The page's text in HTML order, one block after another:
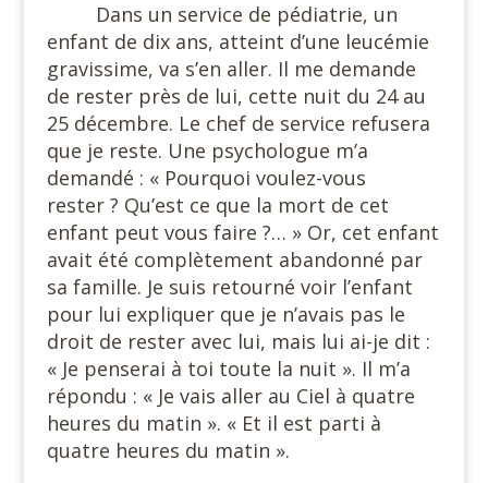
Dans un service de pédiatrie, un
enfant de dix ans, atteint d’une leucémie
gravissime, va s’en aller. Il me demande
de rester près de lui, cette nuit du 24 au
25 décembre. Le chef de service refusera
que je reste. Une psychologue m’a
demandé : « Pourquoi voulez-vous
rester ? Qu’est ce que la mort de cet
enfant peut vous faire ?… » Or, cet enfant
avait été complètement abandonné par
sa famille. Je suis retourné voir l’enfant
pour lui expliquer que je n’avais pas le
droit de rester avec lui, mais lui ai-je dit :
« Je penserai à toi toute la nuit ». Il m’a
répondu : « Je vais aller au Ciel à quatre
heures du matin ». « Et il est parti à
quatre heures du matin ».